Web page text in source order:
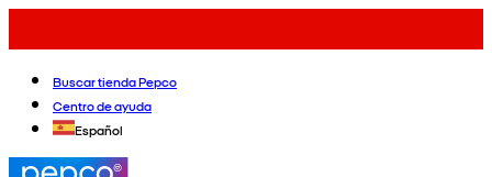
Buscar tienda Pepco
Centro de ayuda
Español